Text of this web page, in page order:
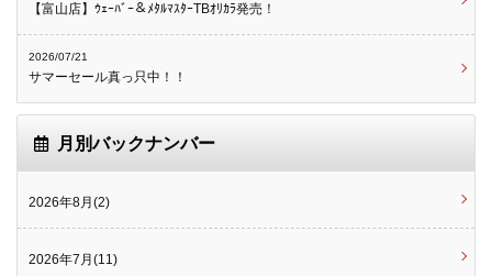
【富山店】ｳｪｰﾊﾞｰ＆ﾒﾀﾙﾏｽﾀｰTBｵﾘｶﾗ発売！
2026/07/21
サマーセール真っ只中！！
月別バックナンバー
2026年8月(2)
2026年7月(11)